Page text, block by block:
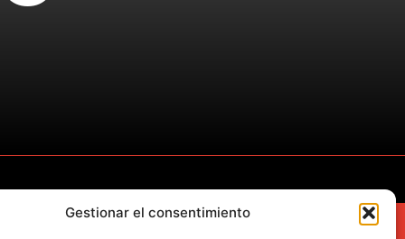
Gestionar el consentimiento